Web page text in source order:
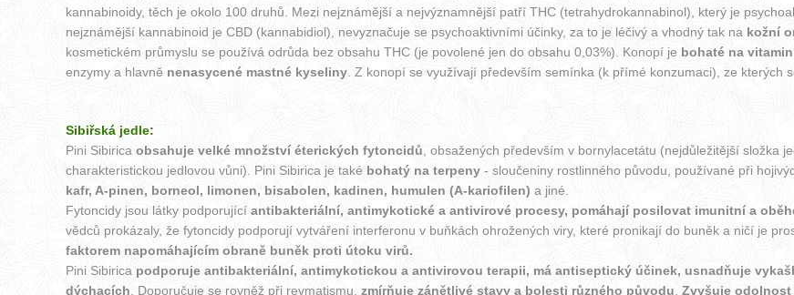
kannabinoidy, těch je okolo 100 druhů. Mezi nejznámější a nejvýznamnější patří THC (tetrahydrokannabinol), který je
nejznámější kannabinoid je CBD (kannabidiol), nevyznačuje se psychoaktivními účinky, za to je léčivý a vhodný tak na kožní
kosmetickém průmyslu se používá odrůda bez obsahu THC (je povolené jen do obsahu 0,03%). Konopí je bohaté na
enzymy a hlavně nenasycené mastné kyseliny . Z konopí se využívají především semínka (k přímé konzumaci), ze kterých
Sibiřská jedle:
Pini Sibirica obsahuje velké množství éterických fytoncidů , obsažených především v bornylacetátu (nejdůležitější složka
charakteristickou jedlovou vůni). Pini Sibirica je také bohatý na terpeny - sloučeniny rostlinného původu, používané při
kafr, A-pinen, borneol, limonen, bisabolen, kadinen, humulen (A-kariofilen) a jiné.
Fytoncidy jsou látky podporující antibakteriální, antimykotické a antivirové procesy, pomáhají posilovat imunitní a
vědců prokázaly, že fytoncidy podporují vytváření interferonu v buňkách ohrožených viry, které pronikají do buněk a ničí je
faktorem napomáhajícím obraně buněk proti útoku virů.
Pini Sibirica podporuje antibakteriální, antimykotickou a antivirovou terapii, má antiseptický účinek, usnadňuje
dýchacích . Doporučuje se rovněž při revmatismu, zmírňuje zánětlivé stavy a bolesti různého původu Zvyšuje odolnost